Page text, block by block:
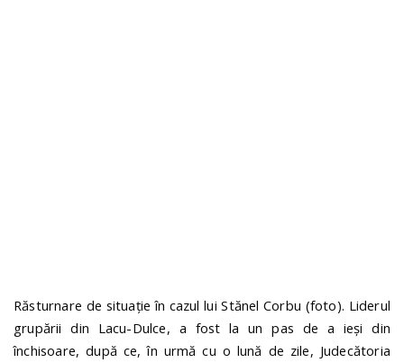
Răsturnare de situație în cazul lui Stănel Corbu (foto). Liderul
grupării din Lacu-Dulce, a fost la un pas de a ieși din
închisoare, după ce, în urmă cu o lună de zile, Judecătoria